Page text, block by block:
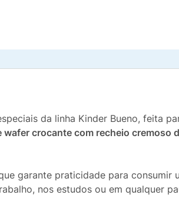
da linha Kinder Bueno, feita
wafer crocante com recheio cremoso
garante praticidade para
nos estudos ou em qualquer